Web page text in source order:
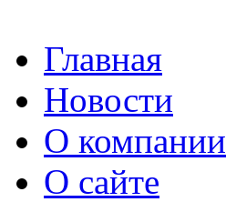
Главная
Новости
О компании
О сайте